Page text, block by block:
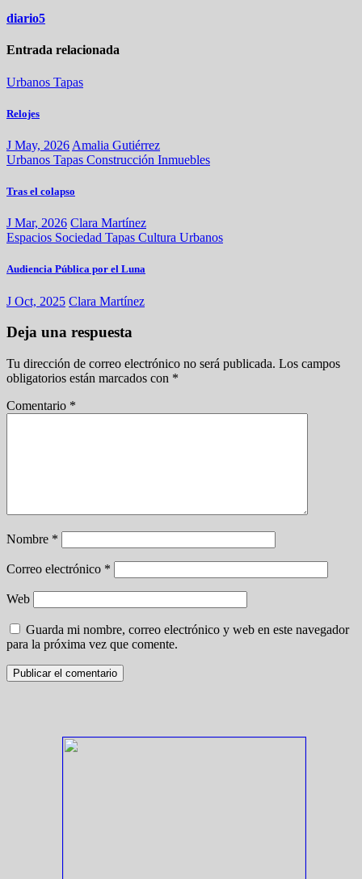
diario5
Entrada relacionada
Urbanos Tapas
Relojes
J May, 2026 Amalia Gutiérrez
Urbanos Tapas Construcción Inmuebles
Tras el colapso
J Mar, 2026 Clara Martínez
Espacios Sociedad Tapas Cultura Urbanos
Audiencia Pública por el Luna
J Oct, 2025 Clara Martínez
Deja una respuesta
Tu dirección de correo electrónico no será publicada. Los campos
obligatorios están marcados con *
Comentario *
Nombre *
Correo electrónico *
Web
Guarda mi nombre, correo electrónico y web en este navegador
para la próxima vez que comente.